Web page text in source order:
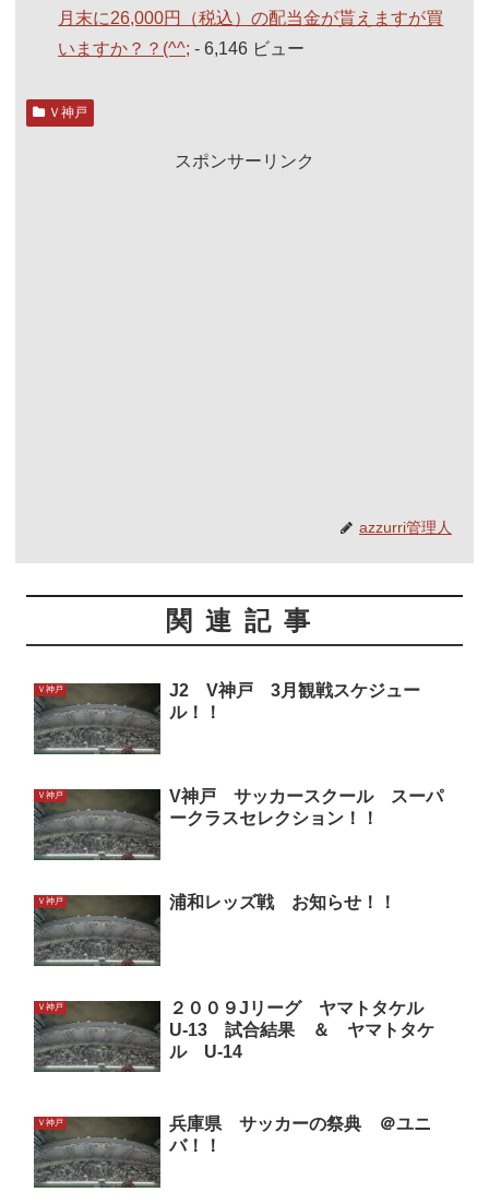
月末に26,000円（税込）の配当金が貰えますが買
いますか？？(^^; - 6,146 ビュー
Ｖ神戸
スポンサーリンク
azzurri管理人
関連記事
Ｖ神戸
J2 V神戸 3月観戦スケジュー
ル！！
Ｖ神戸
V神戸 サッカースクール スーパ
ークラスセレクション！！
Ｖ神戸 浦和レッズ戦 お知らせ！！
Ｖ神戸
２００９Jリーグ ヤマトタケル
U-13 試合結果 ＆ ヤマトタケ
ル U-14
Ｖ神戸
兵庫県 サッカーの祭典 ＠ユニ
バ！！